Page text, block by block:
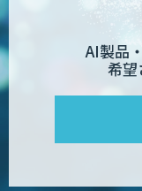
AI製品
希望